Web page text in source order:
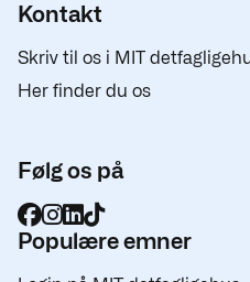
Kontakt
Skriv til os i MIT
Her finder du os
Følg os på
Populære emner